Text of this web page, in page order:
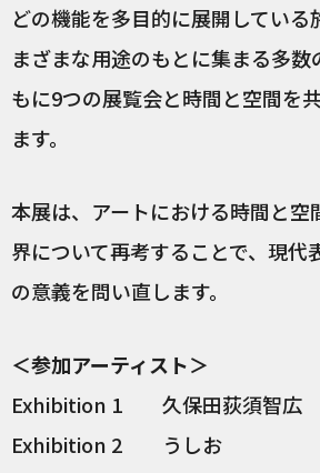
どの機能を多目的に展開している
まざまな用途のもとに集まる多数
もに9つの展覧会と時間と空間を
ます。
本展は、アートにおける時間と空
界について再考することで、現代
の意義を問い直します。
＜参加アーティスト＞
Exhibition 1 久保田荻須智広
Exhibition 2 うしお